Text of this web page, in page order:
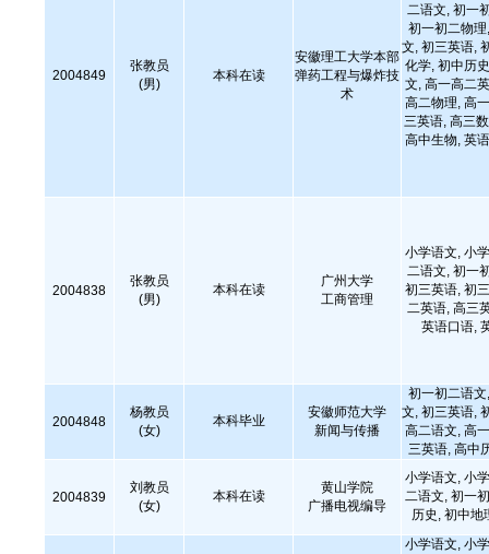
2004849
张教员
(男)
本科在读
安徽理工大学本部
弹药工程与爆炸技
术
二语文, 初一
初一初二物
文, 初三英语,
化学, 初中历
文, 高一高二
高二物理, 高
三英语, 高三
高中生物, 英
2004838
张教员
(男)
本科在读
广州大学
工商管理
小学语文, 小
二语文, 初一
初三英语, 初
二英语, 高三
英语口语,
2004848
杨教员
(女)
本科毕业
安徽师范大学
新闻与传播
初一初二语
文, 初三英语,
高二语文, 高
三英语, 高中
2004839
刘教员
(女)
本科在读
黄山学院
广播电视编导
小学语文, 小
二语文, 初一
历史, 初中地
小学语文, 小